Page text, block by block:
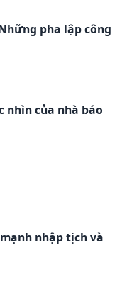
pha lập công
nhìn của nhà báo
nhập tịch và